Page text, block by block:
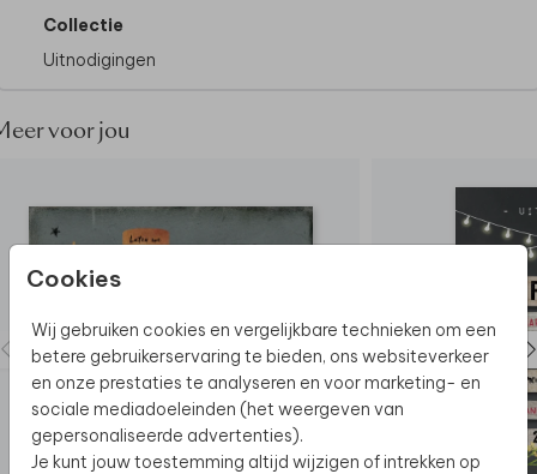
Cookies
Wij gebruiken cookies en vergelijkbare technieken om een
betere gebruikerservaring te bieden, ons websiteverkeer
en onze prestaties te analyseren en voor marketing- en
sociale mediadoeleinden (het weergeven van
gepersonaliseerde advertenties).
Je kunt jouw toestemming altijd wijzigen of intrekken op
Collectie
Uitnodigingen
voor jou